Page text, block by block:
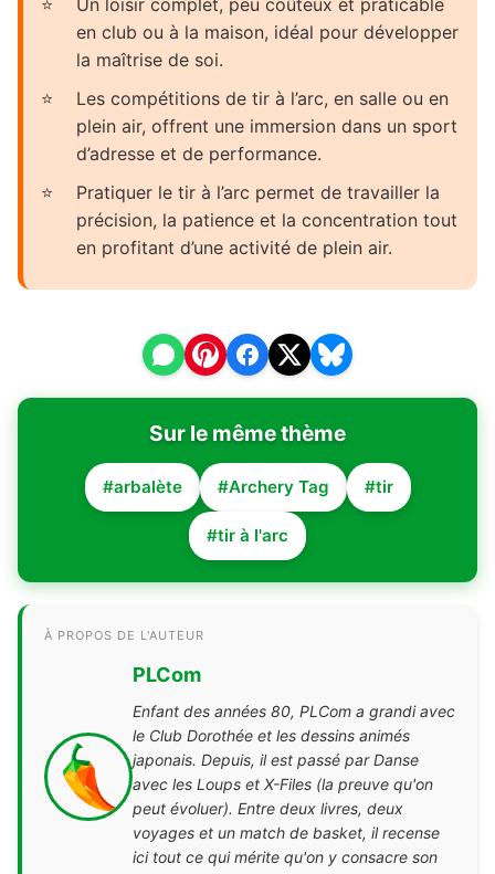
Un loisir complet, peu coûteux et praticable
en club ou à la maison, idéal pour développer
la maîtrise de soi.
Les compétitions de tir à l’arc, en salle ou en
plein air, offrent une immersion dans un sport
d’adresse et de performance.
Pratiquer le tir à l’arc permet de travailler la
précision, la patience et la concentration tout
en profitant d’une activité de plein air.
Sur le même thème
#arbalète #Archery Tag #tir
#tir à l'arc
À PROPOS DE L'AUTEUR
PLCom
Enfant des années 80, PLCom a grandi avec
le Club Dorothée et les dessins animés
japonais. Depuis, il est passé par Danse
avec les Loups et X-Files (la preuve qu'on
peut évoluer). Entre deux livres, deux
voyages et un match de basket, il recense
ici tout ce qui mérite qu'on y consacre son